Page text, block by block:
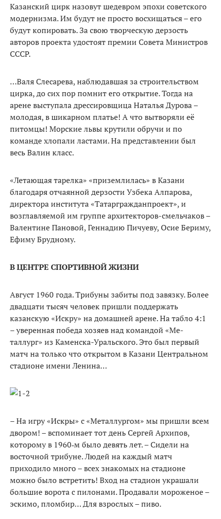
Казанский цирк назовут ше­девром эпохи советского
мо­дернизма. Им будут не просто восхищаться – его
будут копиро­вать. За свою творческую дерзость
авторов проекта удостоят премии Совета Министров
СССР.
…Валя Слесарева, наблюдав­шая за строительством
цирка, до сих пор помнит его откры­тие. Тогда на
арене выступала дрессировщица Наталья Дурова –
молодая, в шикарном платье! А что вытворяли её
питомцы! Морские львы крутили обручи и по
команде хлопали ластами. На представлении был
весь Ва­лин класс.
«Летающая тарелка» «приземлилась» в Казани
благодаря отчаянной дерзости Узбека Алпарова,
директора института «Татаргражданпро­ект», и
возглавляемой им группе архитек­торов-смельчаков –
Валентине Пановой, Геннадию Пичуеву, Осие Бериму,
Ефиму Брудному.
В ЦЕНТРЕ СПОРТИВНОЙ ЖИЗНИ
Август 1960 года. Трибуны заби­ты под завязку. Более
двадцати ты­сяч человек пришли поддержать
казанскую «Искру» на домашней арене. На табло 4:1
– уверенная победа хозяев над командой «Ме­
таллург» из Каменска-Уральского. Это был первый
матч на только что открытом в Казани Централь­ном
стадионе имени Ленина…
– На игру «Искры» с «Метал­лургом» мы пришли всем
дво­ром! – вспоминает тот день Сергей Архипов,
которому в 1960‑м было девять лет. – Сидели на
восточной трибуне. Людей на каждый матч
приходило много – всех знакомых на стадионе
можно было встре­тить! Вход на стадион украша­ли
большие ворота с пилонами. Продавали мороженое –
эскимо, пломбир… Для взрослых – пиво.